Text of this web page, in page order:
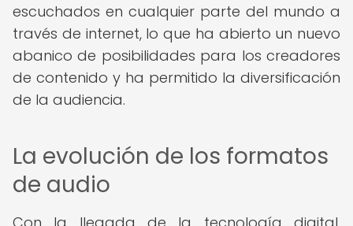
escuchados en cualquier parte del mundo a
través de internet, lo que ha abierto un nuevo
abanico de posibilidades para los creadores
de contenido y ha permitido la diversificación
de la audiencia.
La evolución de los formatos
de audio